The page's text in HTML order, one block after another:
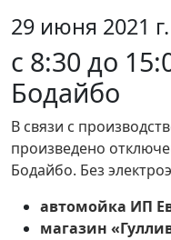
29 июня 2021 г.
с 8:30 до
Бодайбо
В связи с
произведено
Бодайбо. Без
автомойка ИП
магазин